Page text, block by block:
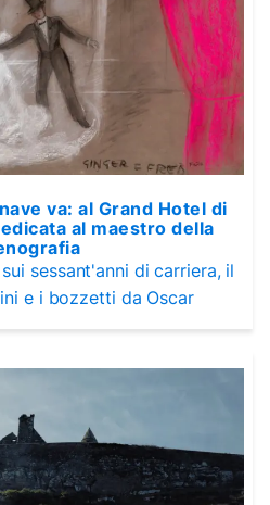
va: al Grand Hotel di
al maestro della
sessant'anni di carriera, il
e i bozzetti da Oscar